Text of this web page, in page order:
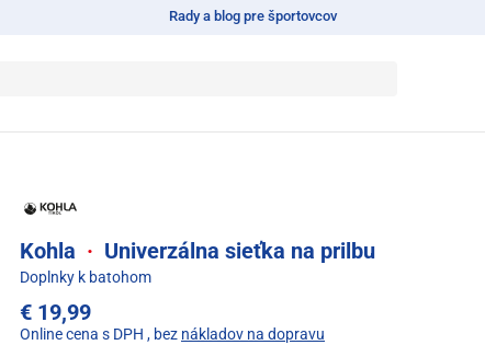
Rady a blog pre športovcov
Kohla · Univerzálna sieťka na prilbu
Doplnky k batohom
€ 19,99
Online cena s DPH , bez nákladov na dopravu